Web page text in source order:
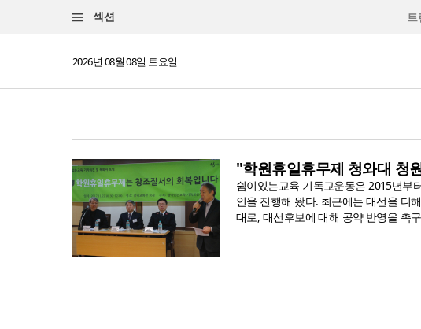
섹션 트
2026년 08월 08일 토요일
"학원휴일휴무제 청와대 청
쉼이있는교육 기독교운동은 2015년부
인을 진행해 왔다. 최근에는 대선을 디
대로, 대선후보에 대해 공약 반영을 촉